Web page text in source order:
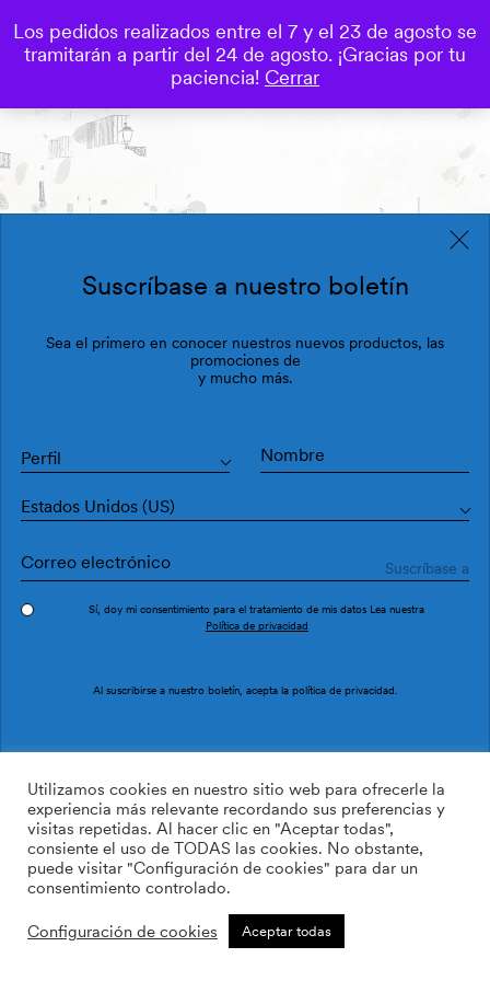
0
Ref. M3026-1
113.64$ /m2
Suscríbase a nuestro boletín
Sea el primero en conocer nuestros nuevos productos, las
promociones de
y mucho más.
Perfil
Estados Unidos (US)
Sí, doy mi consentimiento para el tratamiento de mis datos Lea nuestra
Política de privacidad
Al suscribirse a nuestro boletín, acepta la política de privacidad
Utilizamos cookies en nuestro sitio web para ofrecerle la
experiencia más relevante recordando sus preferencias y
visitas repetidas. Al hacer clic en "Aceptar todas",
consiente el uso de TODAS las cookies. No obstante,
puede visitar "Configuración de cookies" para dar un
consentimiento controlado.
Configuración de cookies Aceptar todas
Los pedidos realizados entre el 7 y el 23 de agosto se
tramitarán a partir del 24 de agosto. ¡Gracias por tu
paciencia! Cerrar